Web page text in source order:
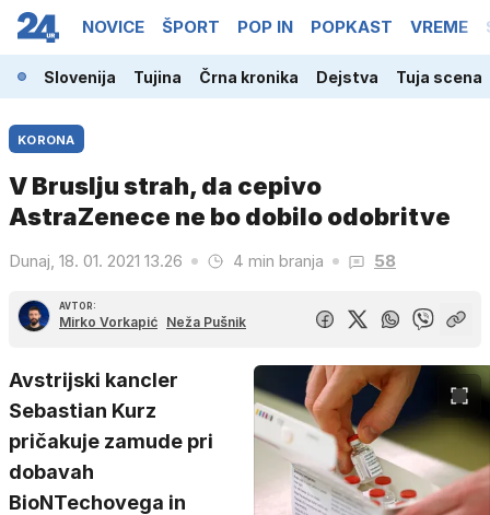
NOVICE ŠPORT POP IN POPKAST VREME
Slovenija Tujina Črna kronika Dejstva Tuja scena
KORONA
V Bruslju strah, da cepivo
AstraZenece ne bo dobilo odobritve
Dunaj, 18. 01. 2021 13.26 4 min branja 58
AVTOR:
Mirko Vorkapić Neža Pušnik
Avstrijski kancler
Sebastian Kurz
pričakuje zamude pri
dobavah
BioNTechovega in